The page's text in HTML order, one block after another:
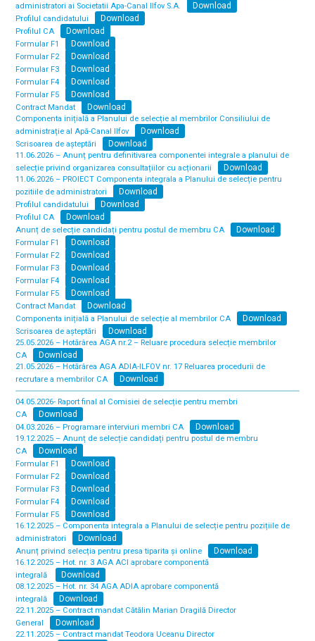
administratori ai Societatii Apa-Canal Ilfov S.A.
Download
Profilul candidatului Download
Profilul CA Download
Formular F1 Download
Formular F2 Download
Formular F3 Download
Formular F4 Download
Formular F5 Download
Contract Mandat Download
Componenta inițială a Planului de selecție al membrilor Consiliului de
administrație al Apă-Canal Ilfov
Download
Scrisoarea de așteptări Download
11.06.2026 – Anunț pentru definitivarea componentei integrale a planului de
selecție privind organizarea consultațiilor cu acționarii
Download
11.06.2026 – PROIECT Componenta integrala a Planului de selecție pentru
pozitiile de administratori
Download
Profilul candidatului Download
Profilul CA Download
Anunț de selecție candidați pentru postul de membru CA Download
Formular F1 Download
Formular F2 Download
Formular F3 Download
Formular F4 Download
Formular F5 Download
Contract Mandat Download
Componenta inițială a Planului de selecție al membrilor CA Download
Scrisoarea de așteptări Download
25.05.2026 – Hotărârea AGA nr.2 – Reluare procedura selecție membrilor
CA
Download
21.05.2026 – Hotărârea AGA ADIA-ILFOV nr. 17 Reluarea procedurii de
recrutare a membrilor CA
Download
04.05.2026- Raport final al Comisiei de selecție pentru membri
CA
Download
04.03.2026 – Programare interviuri membri CA Download
19.12.2025 – Anunț de selecție candidați pentru postul de membru
CA
Download
Formular F1 Download
Formular F2 Download
Formular F3 Download
Formular F4 Download
Formular F5 Download
16.12.2025 – Componenta integrala a Planului de selecție pentru pozițiile de
administratori
Download
Anunț privind selecția pentru presa tiparita și online Download
16.12.2025 – Hot. nr. 3 AGA ACI aprobare componentă
integrală
Download
08.12.2025 – Hot. nr. 34 AGA ADIA aprobare componentă
integrală
Download
22.11.2025 – Contract mandat Cătălin Marian Dragilă Director
General
Download
22.11.2025 – Contract mandat Teodora Uceanu Director